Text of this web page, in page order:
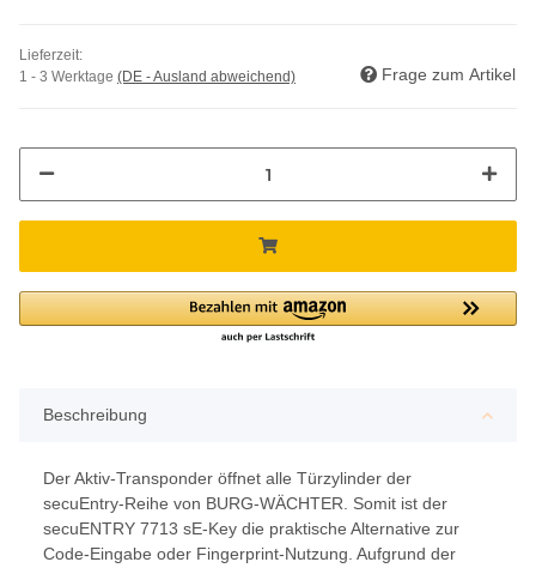
Lieferzeit:
1 - 3 Werktage (DE - Ausland abweichend) Frage zum Artikel
Beschreibung
Der Aktiv-Transponder öffnet alle Türzylinder der
secuEntry-Reihe von BURG-WÄCHTER. Somit ist der
secuENTRY 7713 sE-Key die praktische Alternative zur
Code-Eingabe oder Fingerprint-Nutzung. Aufgrund der